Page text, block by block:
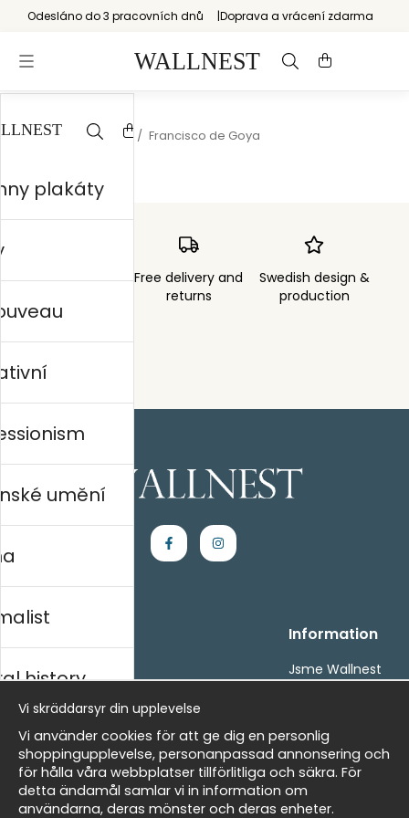
Odesláno do 3 pracovních dnů Doprava a vrácení zdarma
Start / Old Masters / Francisco de Goya
Order sent within Free delivery and
returns
Swedish design &
production
Kontakta oss
- Returer och återbetalningar
- Leverans - enkelt, snabbt &amp; gratis
Om cookies
Mina favoriter
Information
Jsme Wallnest
Newsletter
plakáty
umění
history
Vi skräddarsyr din upplevelse
Vi använder cookies för att ge dig en personlig
shoppingupplevelse, personanpassad annonsering och
för hålla våra webbplatser tillförlitliga och säkra. För
detta ändamål samlar vi in information om
användarna, deras mönster och deras enheter.